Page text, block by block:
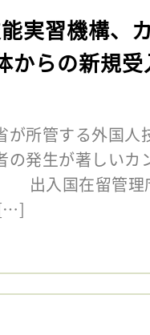
実習機構、
からの新規受
所管する外国人
の発生が著しい
出入国在留管理